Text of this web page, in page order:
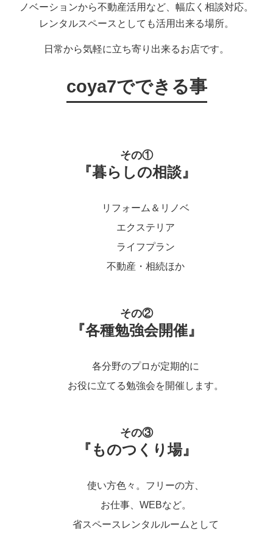
ノベーションから不動産活用など、幅広く相談対応。
レンタルスペースとしても活用出来る場所。
日常から気軽に立ち寄り出来るお店です。
coya7でできる事
その①
『暮らしの相談』
リフォーム＆リノベ
エクステリア
ライフプラン
不動産・相続ほか
その②
『各種勉強会開催』
各分野のプロが定期的に
お役に立てる勉強会を開催します。
その③
『ものつくり場』
使い方色々。フリーの方、
お仕事、WEBなど。
省スペースレンタルルームとして